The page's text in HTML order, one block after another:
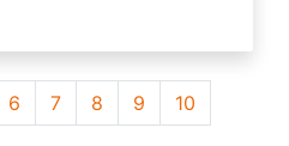
6 7 8 9 10